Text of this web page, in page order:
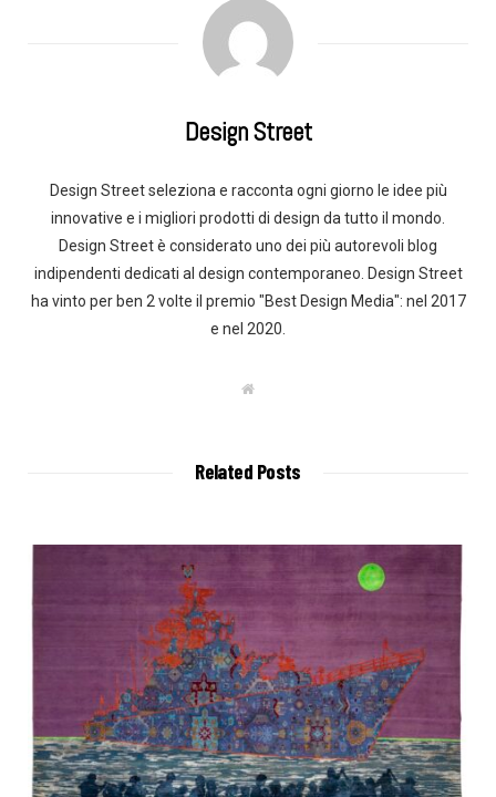
Design Street
Design Street seleziona e racconta ogni giorno le idee più
innovative e i migliori prodotti di design da tutto il mondo.
Design Street è considerato uno dei più autorevoli blog
indipendenti dedicati al design contemporaneo. Design Street
ha vinto per ben 2 volte il premio "Best Design Media": nel 2017
e nel 2020.
W
Related Posts